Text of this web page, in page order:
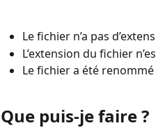
Le fichier n’a pas
L’extension du fichier
Le fichier a été
Que puis-je faire ?